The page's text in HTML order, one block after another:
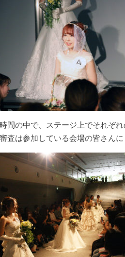
間の中で、ステージ上でそれぞ
査は参加している会場の皆さんに